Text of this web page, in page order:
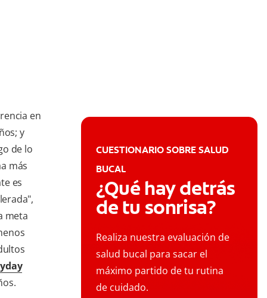
en
y
de lo
más
es
meta
CUESTIONARIO SOBRE SALUD
BUCAL
¿Qué hay detrás
de tu sonrisa?
Realiza nuestra evaluación de
salud bucal para sacar el
máximo partido de tu rutina
de cuidado.